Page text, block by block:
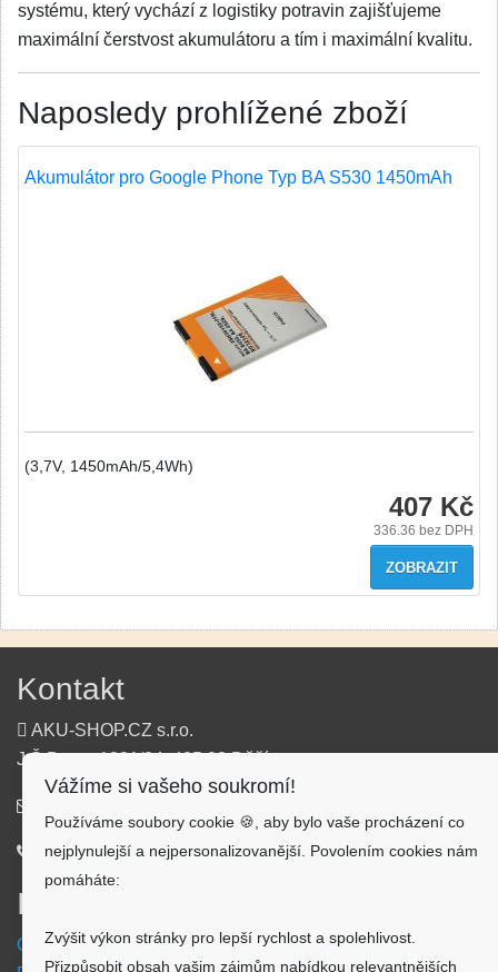
systému, který vychází z logistiky potravin zajišťujeme
maximální čerstvost akumulátoru a tím i maximální kvalitu.
Naposledy prohlížené zboží
Akumulátor pro Google Phone Typ BA S530 1450mAh
(3,7V, 1450mAh/5,4Wh)
407 Kč
336.36 bez DPH
ZOBRAZIT
Kontakt
AKU-SHOP.CZ s.r.o.
J.Š.Baara 1331/34, 405 02 Děčín
720 500 500
Informace
Obchodní podmínky
Vážíme si vašeho soukromí!
Používáme soubory cookie 🍪, aby bylo vaše procházení co
nejplynulejší a nejpersonalizovanější. Povolením cookies nám
pomáháte:
Zvýšit výkon stránky pro lepší rychlost a spolehlivost.
Přizpůsobit obsah vašim zájmům nabídkou relevantnějších